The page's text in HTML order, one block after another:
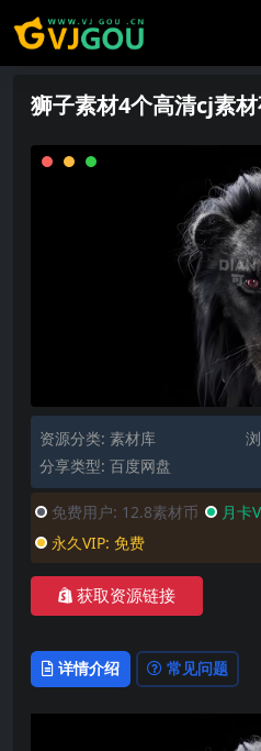
狮子素材4个高清cj素
资源分类: 素材库
分享类型: 百度网盘
免费用户: 12.8素材币 月卡
永久VIP: 免费
获取资源链接
详情介绍 常见问题